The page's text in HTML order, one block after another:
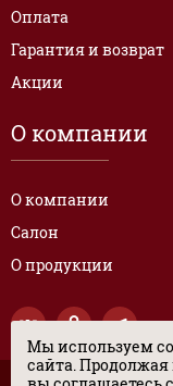
Оплата
Гарантия и возврат
Акции
О компании
О компании
Салон
О продукции
Мы используем
сайта. Продолжая